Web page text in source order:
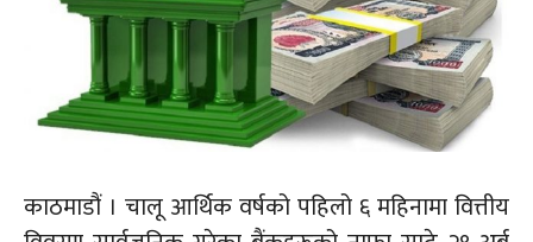
काठमाडौं । चालू आर्थिक वर्षको पहिलो ६ महिनामा वित्तीय